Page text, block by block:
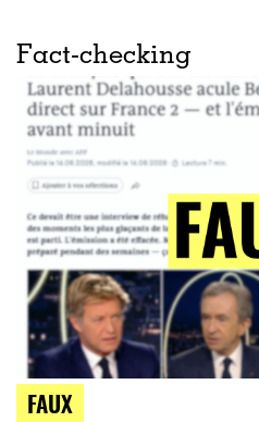
Fact-checking
FAUX